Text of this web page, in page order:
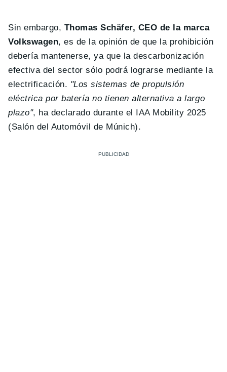
Sin embargo, Thomas Schäfer, CEO de la marca
Volkswagen, es de la opinión de que la prohibición
debería mantenerse, ya que la descarbonización
efectiva del sector sólo podrá lograrse mediante la
electrificación. "Los sistemas de propulsión
eléctrica por batería no tienen alternativa a largo
plazo", ha declarado durante el IAA Mobility 2025
(Salón del Automóvil de Múnich).